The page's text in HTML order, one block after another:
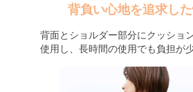
背負い心地を追求し
背面とショルダー部分にクッショ
使用し、長時間の使用でも負担が